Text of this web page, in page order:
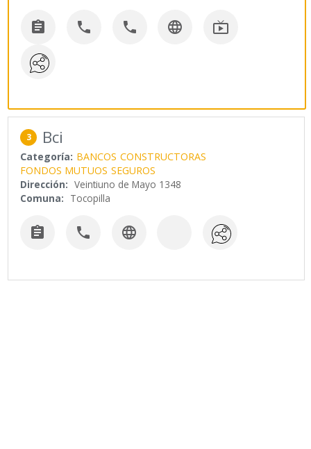
    
3 Bci
Categoría: BANCOS CONSTRUCTORAS
FONDOS MUTUOS SEGUROS
Dirección: Veintiuno de Mayo 1348
Comuna: Tocopilla
  